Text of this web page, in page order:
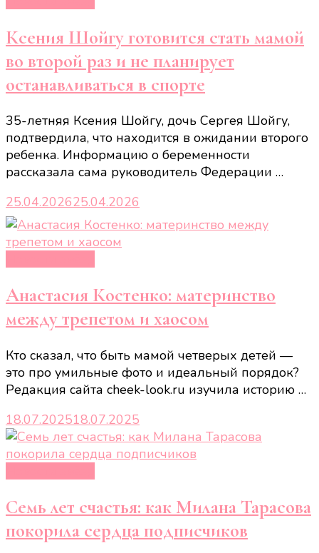
Ксения Шойгу готовится стать мамой
во второй раз и не планирует
останавливаться в спорте
35-летняя Ксения Шойгу, дочь Сергея Шойгу,
подтвердила, что находится в ожидании второго
ребенка. Информацию о беременности
рассказала сама руководитель Федерации …
25.04.202625.04.2026
Анастасия Костенко: материнство
между трепетом и хаосом
Кто сказал, что быть мамой четверых детей —
это про умильные фото и идеальный порядок?
Редакция сайта cheek-look.ru изучила историю …
18.07.202518.07.2025
Семь лет счастья: как Милана Тарасова
покорила сердца подписчиков